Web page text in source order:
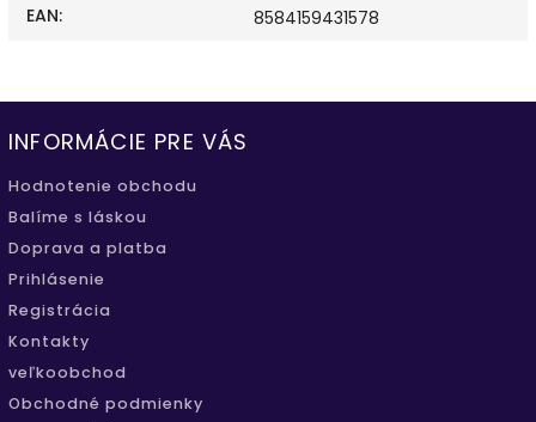
EAN: 8584159431578
INFORMÁCIE PRE VÁS
Hodnotenie obchodu
Balíme s láskou
Doprava a platba
Prihlásenie
Registrácia
Kontakty
veľkoobchod
Obchodné podmienky